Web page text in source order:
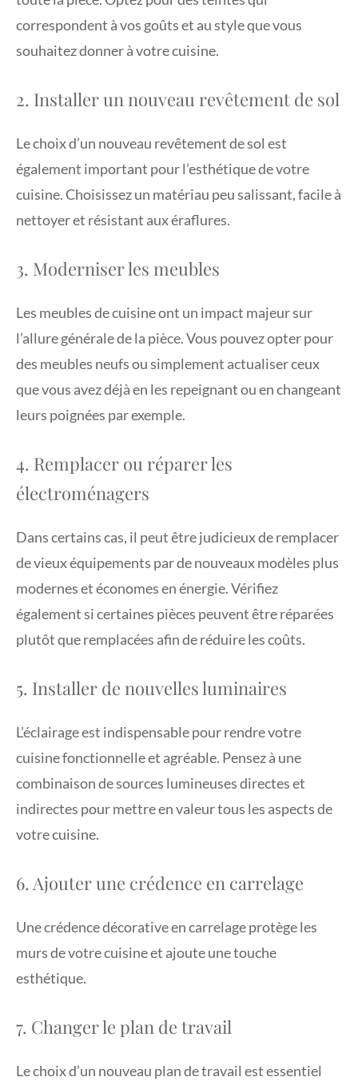
correspondent à vos goûts et au style que vous
souhaitez donner à votre cuisine.
2. Installer un nouveau revêtement de sol
Le choix d’un nouveau revêtement de sol est
également important pour l’esthétique de votre
cuisine. Choisissez un matériau peu salissant, facile à
nettoyer et résistant aux éraflures.
3. Moderniser les meubles
Les meubles de cuisine ont un impact majeur sur
l’allure générale de la pièce. Vous pouvez opter pour
des meubles neufs ou simplement actualiser ceux
que vous avez déjà en les repeignant ou en changeant
leurs poignées par exemple.
4. Remplacer ou réparer les
électroménagers
Dans certains cas, il peut être judicieux de remplacer
de vieux équipements par de nouveaux modèles plus
modernes et économes en énergie. Vérifiez
également si certaines pièces peuvent être réparées
plutôt que remplacées afin de réduire les coûts.
5. Installer de nouvelles luminaires
L’éclairage est indispensable pour rendre votre
cuisine fonctionnelle et agréable. Pensez à une
combinaison de sources lumineuses directes et
indirectes pour mettre en valeur tous les aspects de
votre cuisine.
6. Ajouter une crédence en carrelage
Une crédence décorative en carrelage protège les
murs de votre cuisine et ajoute une touche
esthétique.
7. Changer le plan de travail
Le choix d’un nouveau plan de travail est essentiel